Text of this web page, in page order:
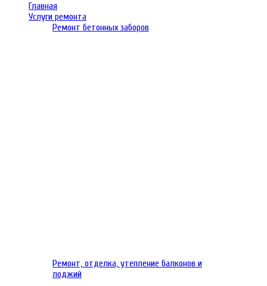
Главная
Услуги ремонта
Ремонт бетонных заборов
Ремонт, отделка, утепление балконов и
лоджий